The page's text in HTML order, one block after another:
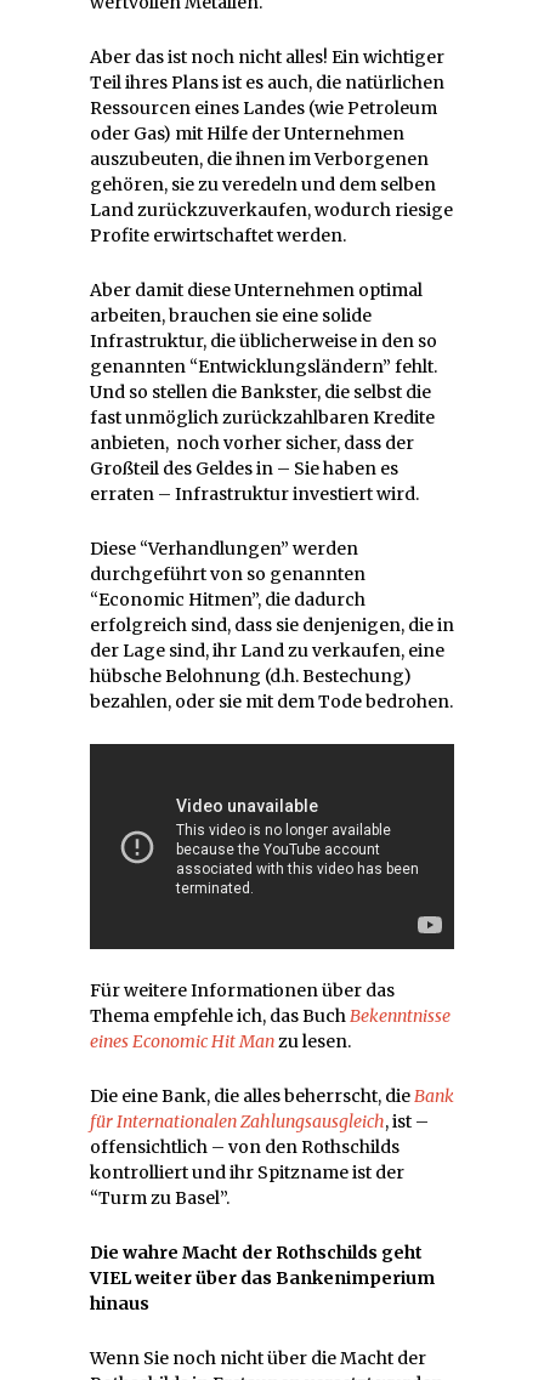
Aber das ist noch nicht alles! Ein wichtiger
Teil ihres Plans ist es auch, die natürlichen
Ressourcen eines Landes (wie Petroleum
oder Gas) mit Hilfe der Unternehmen
auszubeuten, die ihnen im Verborgenen
gehören, sie zu veredeln und dem selben
Land zurückzuverkaufen, wodurch riesige
Profite erwirtschaftet werden.
Aber damit diese Unternehmen optimal
arbeiten, brauchen sie eine solide
Infrastruktur, die üblicherweise in den so
genannten “Entwicklungsländern” fehlt.
Und so stellen die Bankster, die selbst die
fast unmöglich zurückzahlbaren Kredite
anbieten, noch vorher sicher, dass der
Großteil des Geldes in – Sie haben es
erraten – Infrastruktur investiert wird.
Diese “Verhandlungen” werden
durchgeführt von so genannten
“Economic Hitmen”, die dadurch
erfolgreich sind, dass sie denjenigen, die in
der Lage sind, ihr Land zu verkaufen, eine
hübsche Belohnung (d.h. Bestechung)
bezahlen, oder sie mit dem Tode bedrohen.
Für weitere Informationen über das
Thema empfehle ich, das BuchBekenntnisse
eines Economic Hit Manzu lesen.
Die eine Bank, die alles beherrscht, dieBank
für Internationalen Zahlungsausgleich, ist –
offensichtlich – von den Rothschilds
kontrolliert und ihr Spitzname ist der
“Turm zu Basel”.
Die wahre Macht der Rothschilds geht
VIEL weiter über das Bankenimperium
hinaus
Wenn Sie noch nicht über die Macht der